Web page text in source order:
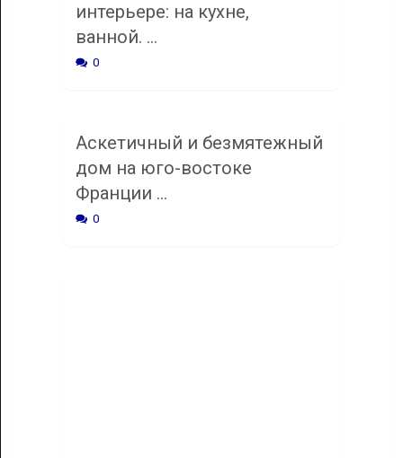
интерьере: на кухне,
ванной. …
0
Аскетичный и безмятежный
дом на юго-востоке
Франции …
0